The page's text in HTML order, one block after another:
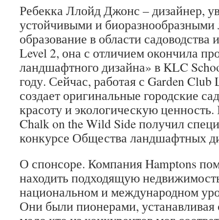
Ребекка Ллойд Джонс – дизайнер,
устойчивыми и
образование в области
Level 2, она с отличием окончила
ландшафтного дизайна» в KLC
году. Сейчас, работая с Garden Club
создает оригинальные городские
красоту и экологическую ценность.
Chalk on the Wild Side получил
конкурсе Общества ландшафтных
О спонсоре. Компания Hamptons
находить подходящую
национальном и международном
Они были пионерами, устанавливая